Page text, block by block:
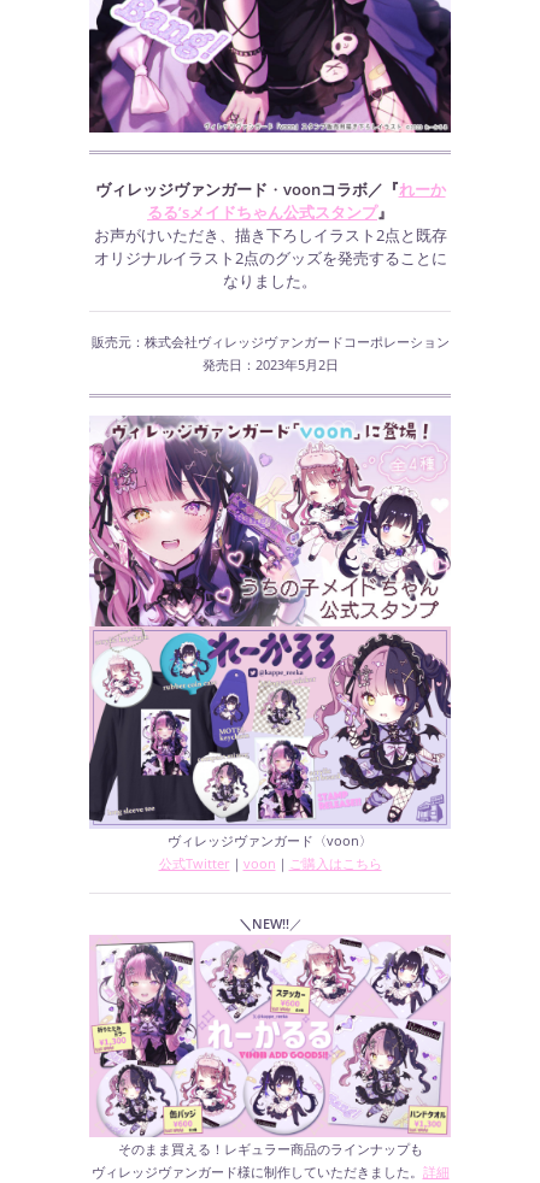
ヴィレッジヴァンガード ・ voonコラボ／『れーか
るる’sメイドちゃん公式スタンプ』
お声がけいただき、描き下ろしイラスト2点と既存
オリジナルイラスト2点のグッズを発売することに
なりました。
販売元：株式会社ヴィレッジヴァンガードコーポレーション
発売日：2023年5月2日
ヴィレッジヴァンガード〈voon〉
公式Twitter ｜ voon ｜ ご購入はこちら
＼NEW!!／
そのまま買える！レギュラー商品のラインナップも
ヴィレッジヴァンガード様に制作していただきました。 詳細